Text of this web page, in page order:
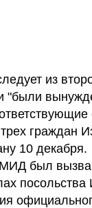
из
"были
граждан
10 декабря.
был
посольства